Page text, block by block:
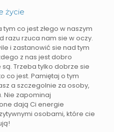
życie
co jest złego w naszym
razu rzuca nam sie w oczy.
i zastanowić sie nad tym
z nas jest dobro
Trzeba tylko dobrze sie
co jest. Pamiętaj o tym
a szczegolnie za osoby,
Nie zapominaj
dają Ci energie
osobami, które cie